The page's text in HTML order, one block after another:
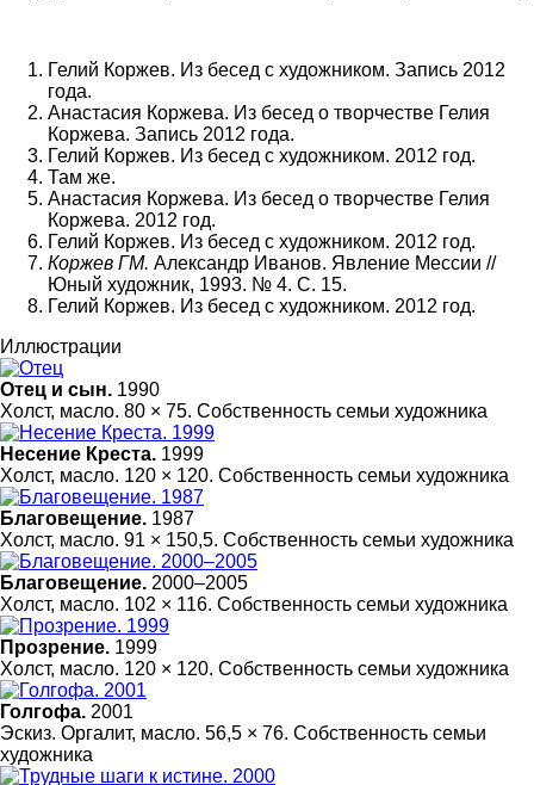
Гелий Коржев. Из бесед с художником. Запись 2012
года.
Анастасия Коржева. Из бесед о творчестве Гелия
Коржева. Запись 2012 года.
Гелий Коржев. Из бесед с художником. 2012 год.
Там же.
Анастасия Коржева. Из бесед о творчестве Гелия
Коржева. 2012 год.
Гелий Коржев. Из бесед с художником. 2012 год.
Коржев ГМ. Александр Иванов. Явление Мессии //
Юный художник, 1993. № 4. С. 15.
Гелий Коржев. Из бесед с художником. 2012 год.
Иллюстрации
Отец и cын. 1990
Холст, масло. 80 × 75. Собственность семьи художника
Несение Креста. 1999
Холст, масло. 120 × 120. Собственность семьи художника
Благовещение. 1987
Холст, масло. 91 × 150,5. Собственность семьи художника
Благовещение. 2000–2005
Холст, масло. 102 × 116. Собственность семьи художника
Прозрение. 1999
Холст, масло. 120 × 120. Собственность семьи художника
Голгофа. 2001
Эскиз. Оргалит, масло. 56,5 × 76. Собственность семьи
художника